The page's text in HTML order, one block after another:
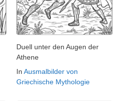
Duell unter den Augen der
Athene
In Ausmalbilder von
Griechische Mythologie